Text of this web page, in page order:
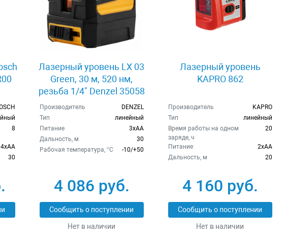
8
4xAA
30
Лазерный уровень LX 03
Green, 30 м, 520 нм,
резьба 1/4" Denzel 35058
Производитель
DENZEL
Тип
линейный
Питание
3хAA
Дальность, м
30
Рабочая температура, °C
-10/+50
4 086 руб.
Сообщить о поступлении
Нет в наличии
Лазерный уровень
KAPRO 862
Производитель
KAPRO
Тип
линейный
Время работы на одном
заряде, ч
20
Питание
2xAA
Дальность, м
20
4 160 руб.
Сообщить о поступлении
Нет в наличии